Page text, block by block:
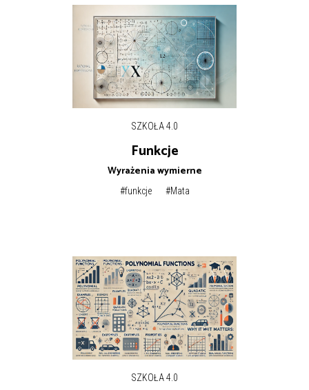
SZKOŁA 4.0
Funkcje
Wyrażenia wymierne
#funkcje #Mata
SZKOŁA 4.0